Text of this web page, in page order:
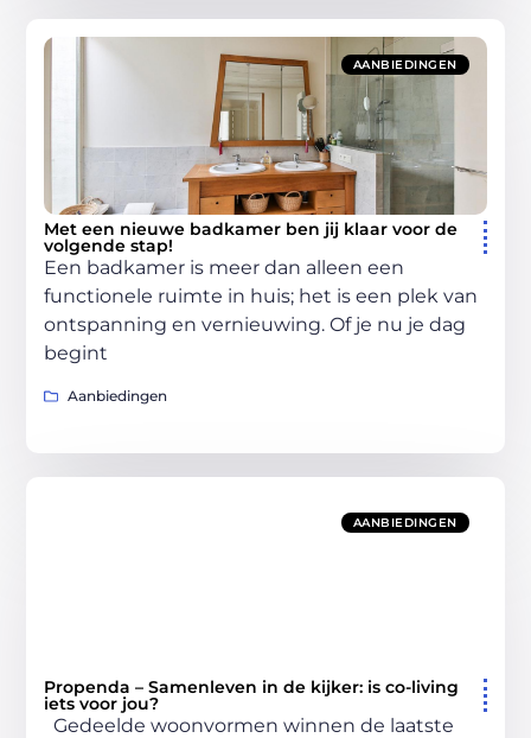
AANBIEDINGEN
Met een nieuwe badkamer ben jij klaar voor de
volgende stap!
Een badkamer is meer dan alleen een
functionele ruimte in huis; het is een plek van
ontspanning en vernieuwing. Of je nu je dag
begint
Aanbiedingen
AANBIEDINGEN
Propenda – Samenleven in de kijker: is co-living
iets voor jou?
Gedeelde woonvormen winnen de laatste